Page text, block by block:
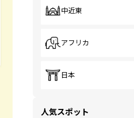
中近東
アフリカ
日本
人気スポット